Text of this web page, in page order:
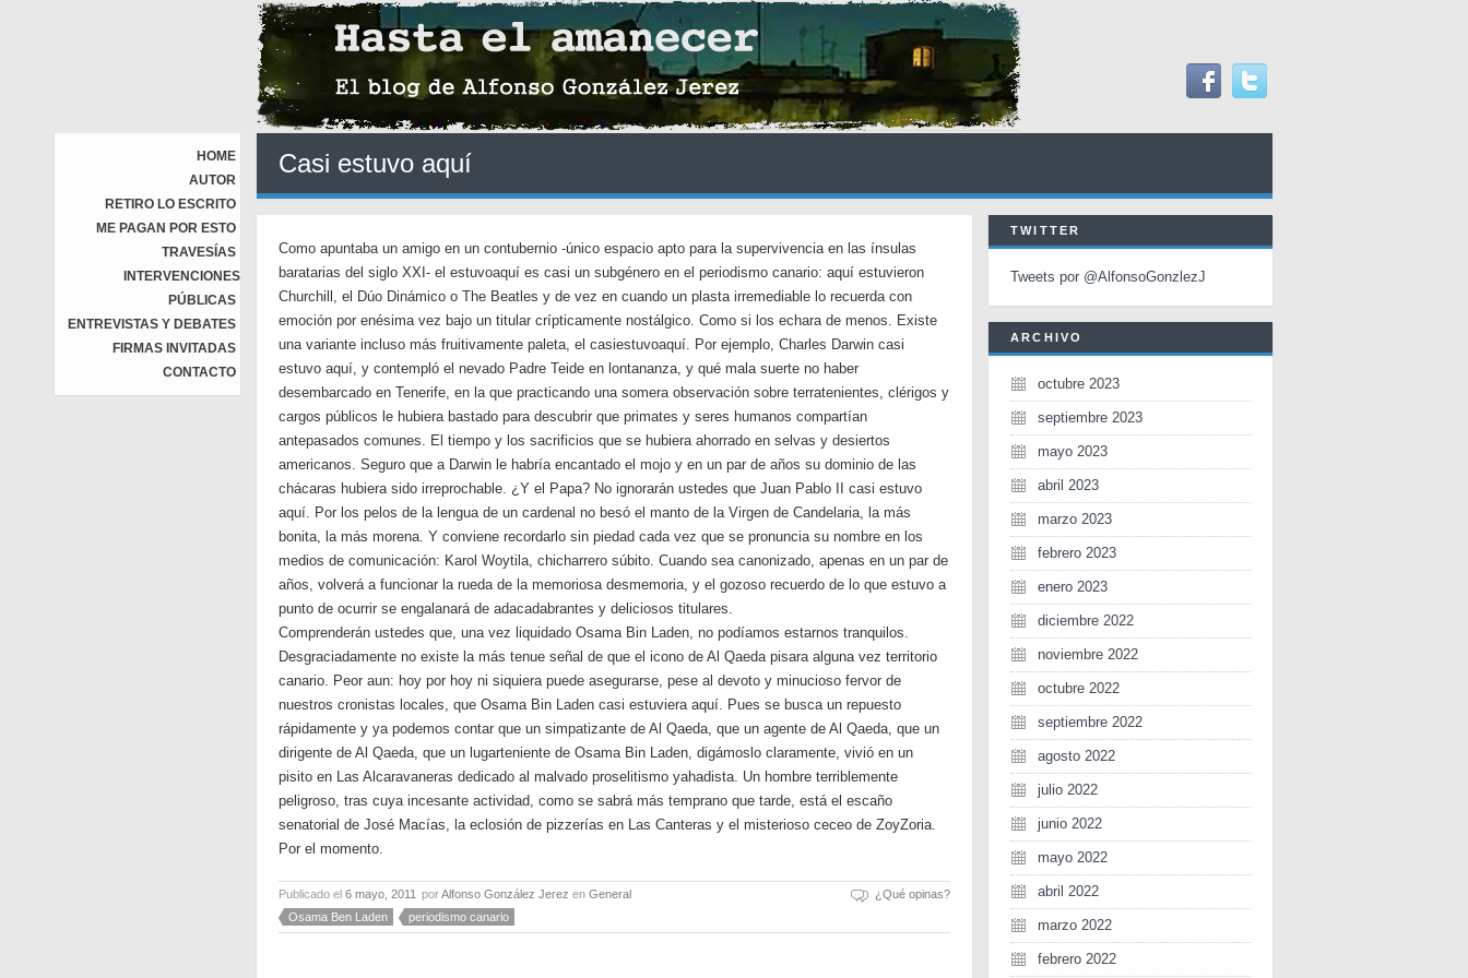
HOME
AUTOR
RETIRO LO ESCRITO
ME PAGAN POR ESTO
TRAVESÍAS
INTERVENCIONES
PÚBLICAS
ENTREVISTAS Y DEBATES
FIRMAS INVITADAS
CONTACTO
Casi estuvo aquí
Como apuntaba un amigo en un contubernio -único espacio apto para la supervivencia en las ínsulas
baratarias del siglo XXI- el estuvoaquí es casi un subgénero en el periodismo canario: aquí estuvieron
Churchill, el Dúo Dinámico o The Beatles y de vez en cuando un plasta irremediable lo recuerda con
emoción por enésima vez bajo un titular crípticamente nostálgico. Como si los echara de menos. Existe
una variante incluso más fruitivamente paleta, el casiestuvoaquí. Por ejemplo, Charles Darwin casi
estuvo aquí, y contempló el nevado Padre Teide en lontananza, y qué mala suerte no haber
desembarcado en Tenerife, en la que practicando una somera observación sobre terratenientes, clérigos y
cargos públicos le hubiera bastado para descubrir que primates y seres humanos compartían
antepasados comunes. El tiempo y los sacrificios que se hubiera ahorrado en selvas y desiertos
americanos. Seguro que a Darwin le habría encantado el mojo y en un par de años su dominio de las
chácaras hubiera sido irreprochable. ¿Y el Papa? No ignorarán ustedes que Juan Pablo II casi estuvo
aquí. Por los pelos de la lengua de un cardenal no besó el manto de la Virgen de Candelaria, la más
bonita, la más morena. Y conviene recordarlo sin piedad cada vez que se pronuncia su nombre en los
medios de comunicación: Karol Woytila, chicharrero súbito. Cuando sea canonizado, apenas en un par de
años, volverá a funcionar la rueda de la memoriosa desmemoria, y el gozoso recuerdo de lo que estuvo a
punto de ocurrir se engalanará de adacadabrantes y deliciosos titulares.
Comprenderán ustedes que, una vez liquidado Osama Bin Laden, no podíamos estarnos tranquilos.
Desgraciadamente no existe la más tenue señal de que el icono de Al Qaeda pisara alguna vez territorio
canario. Peor aun: hoy por hoy ni siquiera puede asegurarse, pese al devoto y minucioso fervor de
nuestros cronistas locales, que Osama Bin Laden casi estuviera aquí. Pues se busca un repuesto
rápidamente y ya podemos contar que un simpatizante de Al Qaeda, que un agente de Al Qaeda, que un
dirigente de Al Qaeda, que un lugarteniente de Osama Bin Laden, digámoslo claramente, vivió en un
pisito en Las Alcaravaneras dedicado al malvado proselitismo yahadista. Un hombre terriblemente
peligroso, tras cuya incesante actividad, como se sabrá más temprano que tarde, está el escaño
senatorial de José Macías, la eclosión de pizzerías en Las Canteras y el misterioso ceceo de ZoyZoria.
Por el momento.
Publicado el 6 mayo, 2011 porAlfonso González Jerez en General
¿Qué opinas?
Osama Ben Laden
periodismo canario
TWITTER
Tweets por @AlfonsoGonzlezJ
ARCHIVO
octubre 2023
septiembre 2023
mayo 2023
abril 2023
marzo 2023
febrero 2023
enero 2023
diciembre 2022
noviembre 2022
octubre 2022
septiembre 2022
agosto 2022
julio 2022
junio 2022
mayo 2022
abril 2022
marzo 2022
febrero 2022